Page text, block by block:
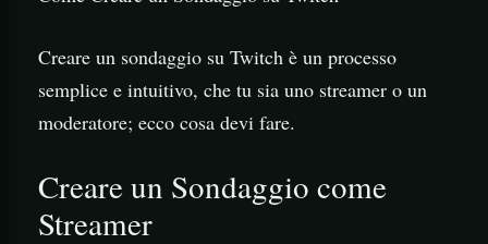
Creare un sondaggio su Twitch è un processo
semplice e intuitivo, che tu sia uno streamer o un
moderatore; ecco cosa devi fare.
Creare un Sondaggio come
Streamer